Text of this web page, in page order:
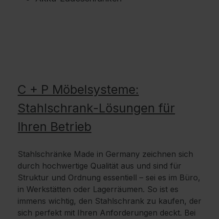
C + P Möbelsysteme:
Stahlschrank-Lösungen für
Ihren Betrieb
Stahlschränke Made in Germany zeichnen sich
durch hochwertige Qualität aus und sind für
Struktur und Ordnung essentiell – sei es im Büro,
in Werkstätten oder Lagerräumen. So ist es
immens wichtig, den Stahlschrank zu kaufen, der
sich perfekt mit Ihren Anforderungen deckt. Bei